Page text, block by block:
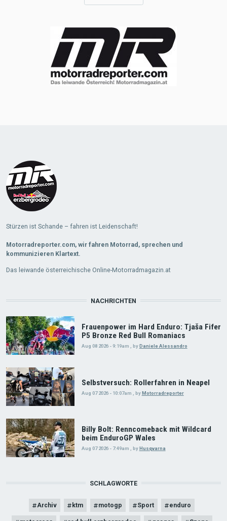
Stürzen ist Schande – fahren ist Leidenschaft!
Motorradreporter.com, wir fahren Motorrad, sprechen und
kommunizieren Klartext.
Das leiwande österreichische Online-Motorradmagazin.at
NACHRICHTEN
Frauenpower im Hard Enduro: Tjaša Fifer
P5 Bronze Red Bull Romaniacs
Aug 08 2026 - 9:19am , by Daniele Alessandro
Selbstversuch: Rollerfahren in Neapel
Aug 07 2026 - 10:07am byMotorradreporter
Billy Bolt: Renncomeback mit Wildcard
beim EnduroGP Wales
Aug 07 2026 - 7:49am byHusqvarna
SCHLAGWORTE
Archiv ktm motogp Sport enduro